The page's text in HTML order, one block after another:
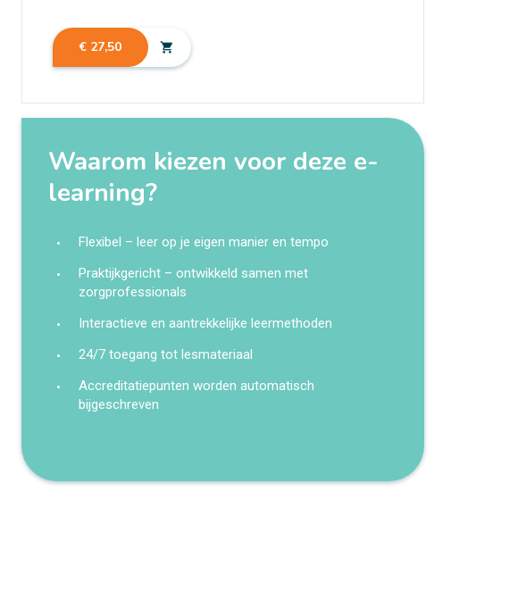
€ 27,50 shopping_cart
Waarom kiezen voor deze e-
learning?
Flexibel – leer op je eigen manier en tempo
Praktijkgericht – ontwikkeld samen met
zorgprofessionals
Interactieve en aantrekkelijke leermethoden
24/7 toegang tot lesmateriaal
Accreditatiepunten worden automatisch
bijgeschreven